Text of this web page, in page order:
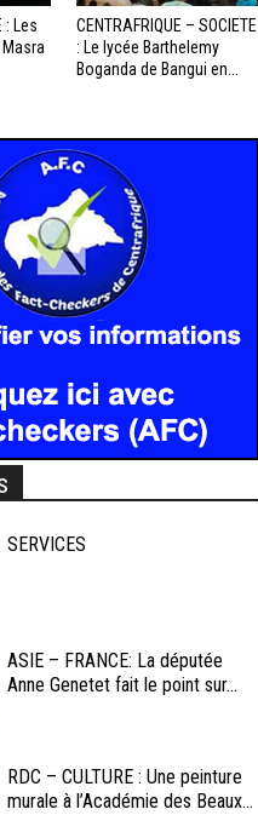
: Les
CENTRAFRIQUE – SOCIETE
: Le lycée Barthelemy
Boganda de Bangui en...
SERVICES
ASIE – FRANCE: La députée
Anne Genetet fait le point sur...
RDC – CULTURE : Une peinture
murale à l’Académie des Beaux...